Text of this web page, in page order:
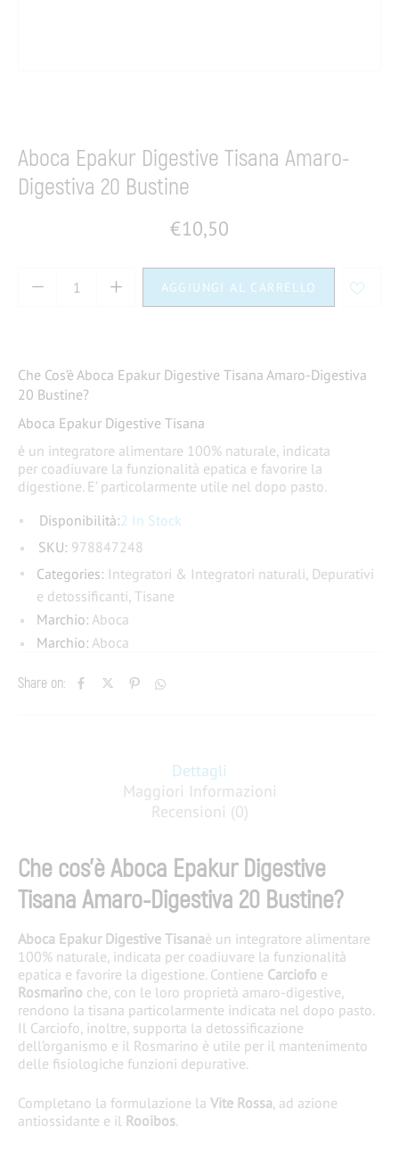
Aboca Epakur Digestive Tisana Amaro-
Digestiva 20 Bustine
€10,50
AGGIUNGI AL CARRELLO
Che Cos’è Aboca Epakur Digestive Tisana Amaro-Digestiva
20 Bustine?
Aboca Epakur Digestive Tisana
è un integratore alimentare 100% naturale, indicata
per coadiuvare la funzionalità epatica e favorire la
digestione. E’ particolarmente utile nel dopo pasto.
Disponibilità:2 In Stock
Share on:
SKU: 978847248
Categories: Integratori & Integratori naturali, Depurativi
e detossificanti, Tisane
Marchio: Aboca
Marchio: Aboca
Dettagli
Maggiori Informazioni
Recensioni (0)
Che cos’è Aboca Epakur Digestive
Tisana Amaro-Digestiva 20 Bustine?
Aboca Epakur Digestive Tisanaè un integratore alimentare
100% naturale, indicata per coadiuvare la funzionalità
epatica e favorire la digestione.Contiene Carciofo e
Rosmarino che, con le loro proprietà amaro-digestive,
rendono la tisana particolarmente indicata nel dopo pasto.
Il Carciofo, inoltre, supporta la detossificazione
dell’organismo e il Rosmarino è utile per il mantenimento
delle fisiologiche funzioni depurative.
Completano la formulazione la Vite Rossa, ad azione
antiossidante e il Rooibos.